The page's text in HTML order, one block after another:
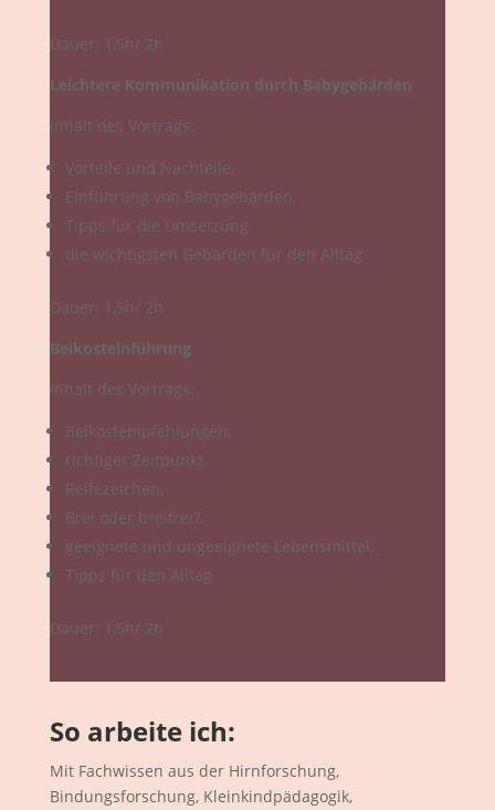
Dauer: 1,5h/ 2h
Leichtere Kommunikation durch Babygebärden
Inhalt des Vortrags:
Vorteile und Nachteile,
Einführung von Babygebärden,
Tipps für die Umsetzung,
die wichtigsten Gebärden für den Alltag
Dauer: 1,5h/ 2h
Beikosteinführung
Inhalt des Vortrags:
Beikostempfehlungen,
richtiger Zeitpunkt,
Reifezeichen,
Brei oder breifrei?,
geeignete und ungeeignete Lebensmittel,
Tipps für den Alltag
Dauer: 1,5h/ 2h
So arbeite ich:
Mit Fachwissen aus der Hirnforschung,
Bindungsforschung, Kleinkindpädagogik,